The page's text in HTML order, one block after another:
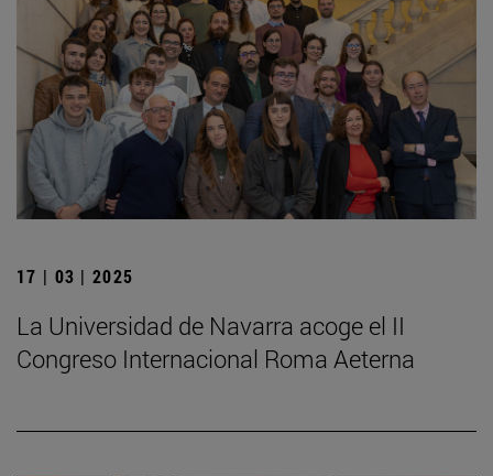
17 | 03 | 2025
La Universidad de Navarra acoge el II
Congreso Internacional Roma Aeterna